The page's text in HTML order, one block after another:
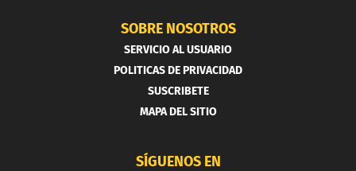
SOBRE NOSOTROS
SERVICIO AL USUARIO
POLITICAS DE PRIVACIDAD
SUSCRIBETE
MAPA DEL SITIO
SÍGUENOS EN